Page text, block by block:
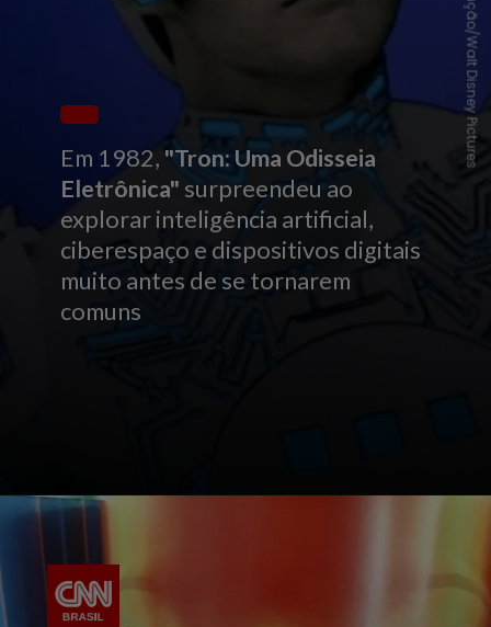
Em 1982, "Tron: Uma Odisseia
Eletrônica" surpreendeu ao
explorar inteligência artificial,
ciberespaço e dispositivos digitais
muito antes de se tornarem
comuns
Reprodução/Walt Disney Pictures